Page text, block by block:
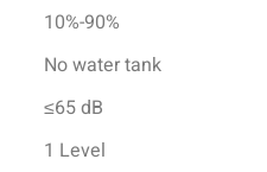
10%-90%
No water tank
≤65 dB
1 Level